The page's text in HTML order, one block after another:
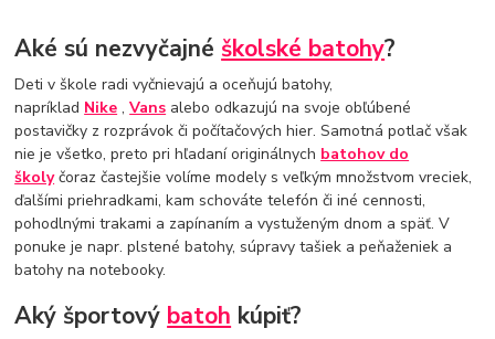
Aké sú nezvyčajné školské batohy?
Deti v škole radi vyčnievajú a oceňujú batohy,
napríklad Nike ,Vans alebo odkazujú na svoje obľúbené
postavičky z rozprávok či počítačových hier. Samotná potlač však
nie je všetko, preto pri hľadaní originálnych batohov do
školyčoraz častejšie volíme modely s veľkým množstvom vreciek,
ďalšími priehradkami, kam schováte telefón či iné cennosti,
pohodlnými trakami a zapínaním a vystuženým dnom a späť. V
ponuke je napr. plstené batohy, súpravy tašiek a peňaženiek a
batohy na notebooky.
Aký športový batoh kúpiť?